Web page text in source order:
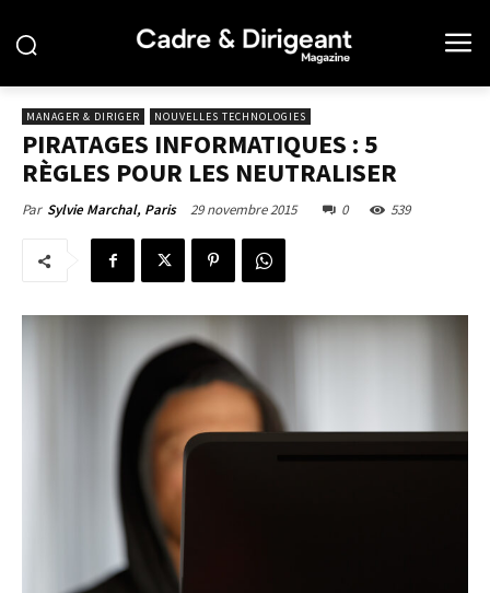
MANAGER & DIRIGER NOUVELLES TECHNOLOGIES
PIRATAGES INFORMATIQUES : 5
RÈGLES POUR LES NEUTRALISER
Par Sylvie Marchal, Paris 29 novembre 2015 0 539